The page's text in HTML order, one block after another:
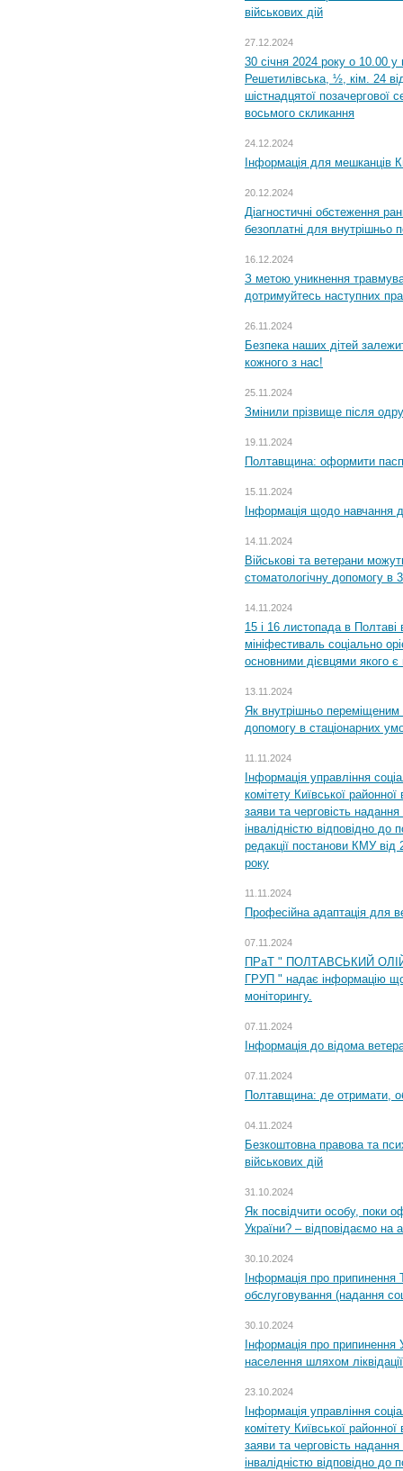
військових дій
27.12.2024
30 січня 2024 року о 10.00 у
Решетилівська, ½, кім. 24
шістнадцятої позачергової
восьмого скликання
24.12.2024
Інформація для мешканців
20.12.2024
Діагностичні обстеження
безоплатні для внутрішньо
16.12.2024
З метою уникнення
дотримуйтесь наступних
26.11.2024
Безпека наших дітей
кожного з нас!
25.11.2024
Змінили прізвище після
19.11.2024
Полтавщина: оформити
15.11.2024
Інформація щодо навчання
14.11.2024
Військові та ветерани
стоматологічну допомогу в
14.11.2024
15 і 16 листопада в
мініфестиваль соціально
основними дієвцями якого є
13.11.2024
Як внутрішньо переміщеним
допомогу в стаціонарних
11.11.2024
Інформація управління
комітету Київської
заяви та черговість надання
інвалідністю відповідно
редакції постанови КМУ
року
11.11.2024
Професійна адаптація для
07.11.2024
ПРаТ " ПОЛТАВСЬКИЙ
ГРУП " надає інформацію
моніторингу.
07.11.2024
Інформація до відома
07.11.2024
Полтавщина: де отримати,
04.11.2024
Безкоштовна правова та
військових дій
31.10.2024
Як посвідчити особу, поки
України? – відповідаємо на
30.10.2024
Інформація про припинення
обслуговування (надання
30.10.2024
Інформація про припинення
населення шляхом ліквідації
23.10.2024
Інформація управління
комітету Київської
заяви та черговість надання
інвалідністю відповідно